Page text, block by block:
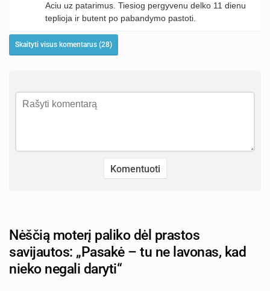
Aciu uz patarimus. Tiesiog pergyvenu delko 11 dienu
teplioja ir butent po pabandymo pastoti.
Skaityti visus komentarus (28)
Nėščią moterį paliko dėl prastos
savijautos: „Pasakė – tu ne lavonas, kad
nieko negali daryti“